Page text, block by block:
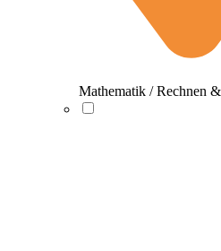
Mathematik / Rechnen